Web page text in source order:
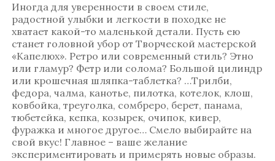
Иногда для уверенности в своем стиле,
радостной улыбки и легкости в походке не
хватает какой-то маленькой детали. Пусть ею
станет головной убор от Творческой мастерской
«Капелюх». Ретро или современный стиль? Этно
или гламур? Фетр или солома? Большой цилиндр
или крошечная шляпка-таблетка? …Трилби,
федора, чалма, канотье, пилотка, котелок, клош,
ковбойка, треуголка, сомбреро, берет, панама,
тюбетейка, кепка, козырек, очипок, кивер,
фуражка и многое другое… Смело выбирайте на
свой вкус! Главное – ваше желание
экспериментировать и примерять новые образы.